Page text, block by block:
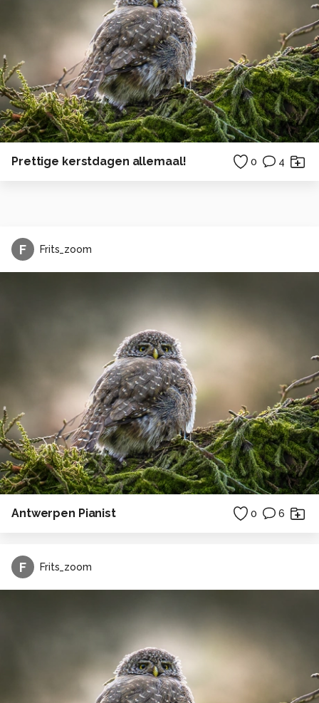
Prettige kerstdagen allemaal! 0 4
F Frits_zoom
Antwerpen Pianist 0 6
F Frits_zoom